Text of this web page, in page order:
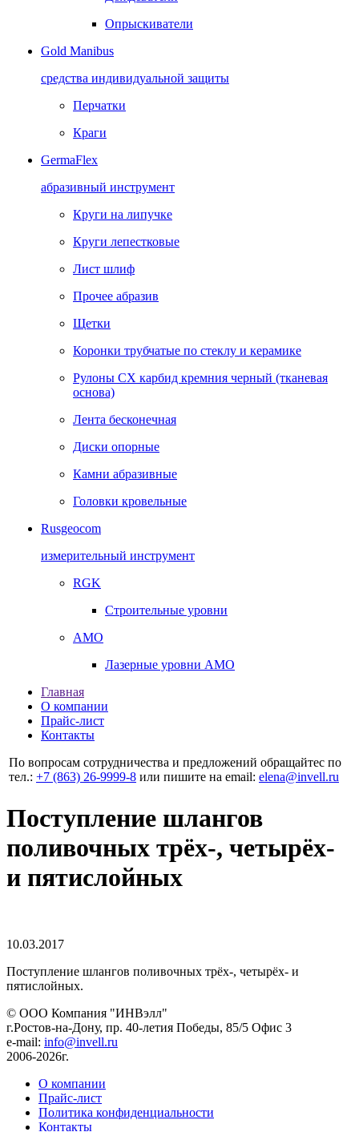
Опрыскиватели
Gold Manibus
средства индивидуальной защиты
Перчатки
Краги
GermaFlex
абразивный инструмент
Круги на липучке
Круги лепестковые
Лист шлиф
Прочее абразив
Щетки
Коронки трубчатые по стеклу и керамике
Рулоны CX карбид кремния черный (тканевая
основа)
Лента бесконечная
Диски опорные
Камни абразивные
Головки кровельные
Rusgeocom
измерительный инструмент
RGK
Строительные уровни
AMO
Лазерные уровни AMO
Главная
О компании
Прайс-лист
Контакты
По вопросам сотрудничества и предложений обращайтес по
тел.: +7 (863) 26‐9999‐8 или пишите на email: elena@invell.ru
Поступление шлангов
поливочных трёх-, четырёх-
и пятислойных
10.03.2017
Поступление шлангов поливочных трёх-, четырёх- и
пятислойных.
© ООО Компания "ИНВэлл"
г.Ростов-на-Дону, пр. 40-летия Победы, 85/5 Офис 3
e-mail: info@invell.ru
2006-2026г.
О компании
Прайс-лист
Политика конфиденциальности
Контакты